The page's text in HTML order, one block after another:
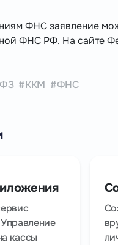
ФНС заявление
ФНС РФ. На сайте
ККМ ФНС
кассы